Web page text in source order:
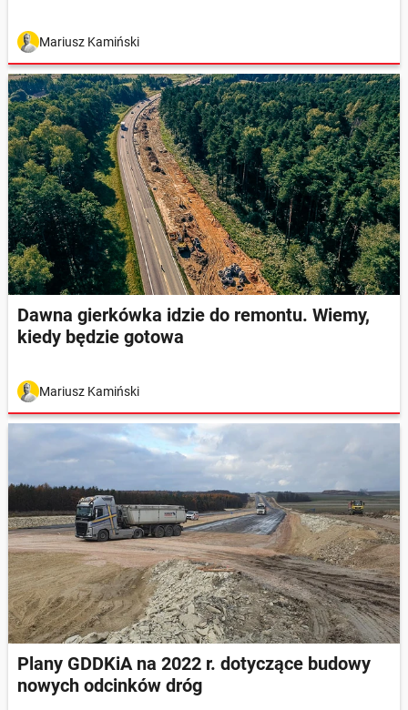
Mariusz Kamiński
Dawna gierkówka idzie do remontu. Wiemy,
kiedy będzie gotowa
Mariusz Kamiński
Plany GDDKiA na 2022 r. dotyczące budowy
nowych odcinków dróg